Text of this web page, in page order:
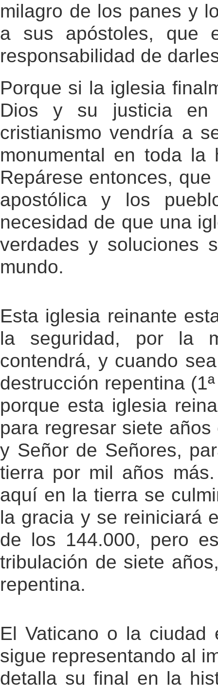
milagro de los panes y
a sus apóstoles, que
responsabilidad de
Porque si la iglesia
Dios y su justicia en
cristianismo vendría a
monumental en toda la
Repárese entonces,
apostólica y los
necesidad de que una
verdades y soluciones
mundo.
Esta iglesia reinante
la seguridad, por la
contendrá, y cuando
destrucción repentina
porque esta iglesia
para regresar siete
y Señor de Señores,
tierra por mil años
aquí en la tierra se
la gracia y se reiniciará
de los 144.000, pero
tribulación de siete
repentina.
El Vaticano o la ciudad
sigue representando al
detalla su final en la